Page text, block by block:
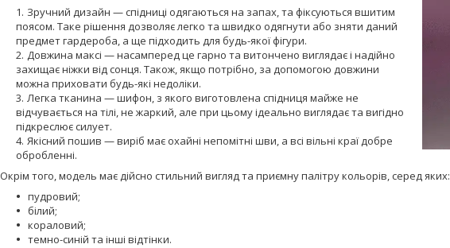
Зручний дизайн — спідниці одягаються на запах, та фіксуються вшитим
поясом. Таке рішення дозволяє легко та швидко одягнути або зняти даний
предмет гардероба, а ще підходить для будь-якої фігури.
Довжина максі — насамперед це гарно та витончено виглядає і надійно
захищає ніжки від сонця. Також, якщо потрібно, за допомогою довжини
можна приховати будь-які недоліки.
Легка тканина — шифон, з якого виготовлена спідниця майже не
відчувається на тілі, не жаркий, але при цьому ідеально виглядає та вигідно
підкреслює силует.
Якісний пошив — виріб має охайні непомітні шви, а всі вільні краї добре
обробленні.
Окрім того, модель має дійсно стильний вигляд та приємну палітру кольорів, серед яких:
пудровий;
білий;
кораловий;
темно-синій та інші відтінки.